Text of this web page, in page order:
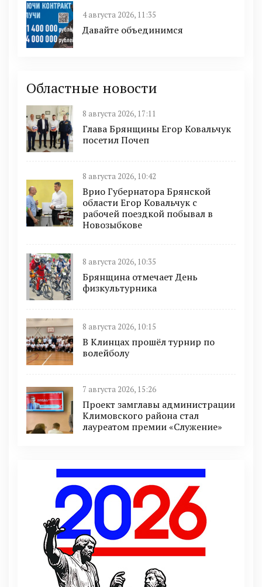
4 августа 2026, 11:35
Давайте объединимся
Областные новости
8 августа 2026, 17:11
Глава Брянщины Егор Ковальчук
посетил Почеп
8 августа 2026, 10:42
Врио Губернатора Брянской
области Егор Ковальчук с
рабочей поездкой побывал в
Новозыбкове
8 августа 2026, 10:35
Брянщина отмечает День
физкультурника
8 августа 2026, 10:15
В Клинцах прошёл турнир по
волейболу
7 августа 2026, 15:26
Проект замглавы администрации
Климовского района стал
лауреатом премии «Служение»